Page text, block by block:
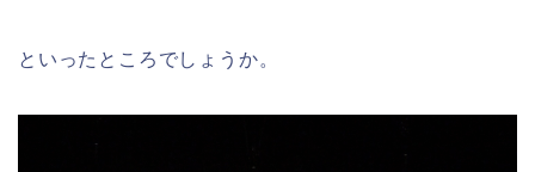
といったところでしょうか。